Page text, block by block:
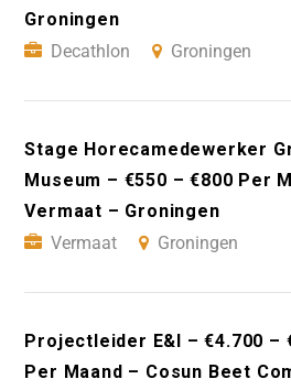
Groningen
Decathlon
Groningen
Stage Horecamedewerker
Museum – €550 – €800 Per
Vermaat – Groningen
Vermaat
Groningen
Projectleider E&I – €4.700 –
Per Maand – Cosun Beet